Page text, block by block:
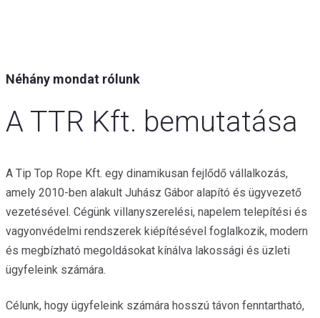
Néhány mondat rólunk
A TTR Kft. bemutatása
A Tip Top Rope Kft. egy dinamikusan fejlődő vállalkozás,
amely 2010-ben alakult Juhász Gábor alapító és ügyvezető
vezetésével. Cégünk villanyszerelési, napelem telepítési és
vagyonvédelmi rendszerek kiépítésével foglalkozik, modern
és megbízható megoldásokat kínálva lakossági és üzleti
ügyfeleink számára.
Célunk, hogy ügyfeleink számára hosszú távon fenntartható,